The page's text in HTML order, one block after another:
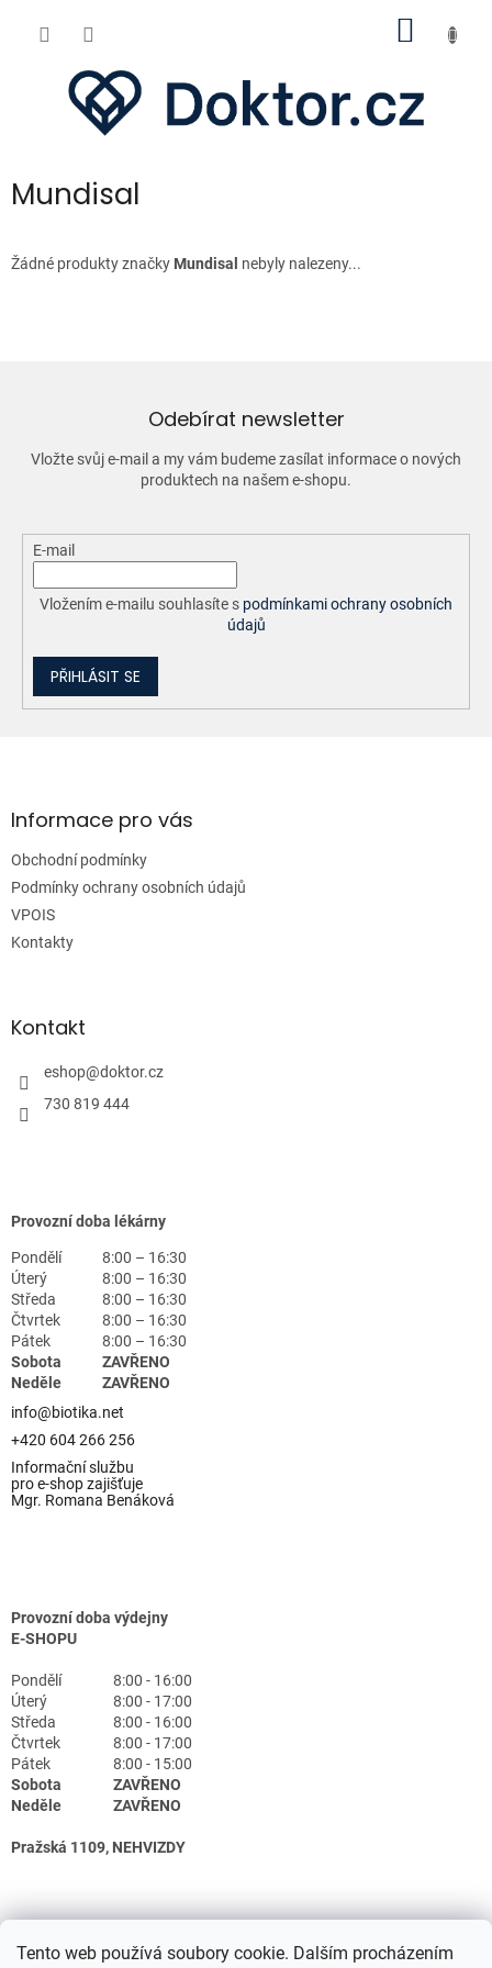
Tento web používá soubory cookie. Dalším procházením
Mundisal
Žádné produkty značky Mundisal nebyly nalezeny...
Odebírat newsletter
Vložte svůj e-mail a my vám budeme zasílat informace o nových
produktech na našem e-shopu.
E-mail
Vložením e-mailu souhlasíte s podmínkami ochrany osobních
údajů
PŘIHLÁSIT SE
aInformace pro vás
Obchodní podmínky
Podmínky ochrany osobních údajů
VPOIS
Kontakty
Kontakt
eshop@doktor.cz
730 819 444
Provozní doba lékárny
Pondělí
8:00 – 16:30
Úterý
8:00 – 16:30
Středa
8:00 – 16:30
Čtvrtek
8:00 – 16:30
Pátek
8:00 – 16:30
Sobota
ZAVŘENO
Neděle
ZAVŘENO
info@biotika.net
+420 604 266 256
Informační službu
pro e-shop zajišťuje
Mgr. Romana Benáková
Provozní doba výdejny
E-SHOPU
Pondělí
8:00 - 16:00
Úterý
8:00 - 17:00
Středa
8:00 - 16:00
Čtvrtek
8:00 - 17:00
Pátek
8:00 - 15:00
Sobota
ZAVŘENO
Neděle
ZAVŘENO
Pražská 1109, NEHVIZDY